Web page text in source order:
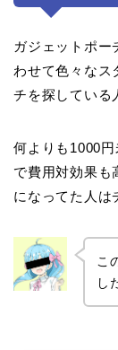
ガジェットポー
わせて色々なス
チを探している
何よりも1000
で費用対効果も
になってた人は
こ
し